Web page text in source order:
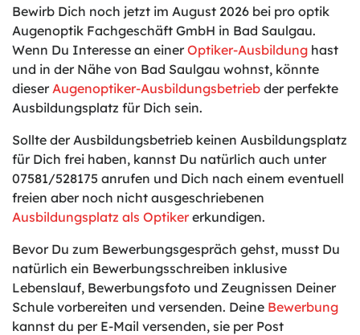
Bewirb Dich noch jetzt im August 2026 bei pro optik
Augenoptik Fachgeschäft GmbH in Bad Saulgau.
Wenn Du Interesse an einer Optiker-Ausbildung hast
und in der Nähe von Bad Saulgau wohnst, könnte
dieser Augenoptiker-Ausbildungsbetrieb der perfekte
Ausbildungsplatz für Dich sein.
Sollte der Ausbildungsbetrieb keinen Ausbildungsplatz
für Dich frei haben, kannst Du natürlich auch unter
07581/528175 anrufen und Dich nach einem eventuell
freien aber noch nicht ausgeschriebenen
Ausbildungsplatz als Optiker erkundigen.
Bevor Du zum Bewerbungsgespräch gehst, musst Du
natürlich ein Bewerbungsschreiben inklusive
Lebenslauf, Bewerbungsfoto und Zeugnissen Deiner
Schule vorbereiten und versenden. Deine Bewerbung
kannst du per E-Mail versenden, sie per Post